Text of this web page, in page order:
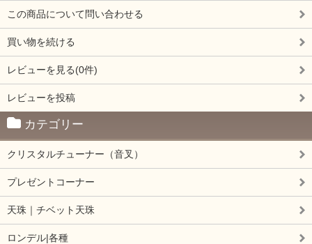
この商品について問い合わせる
買い物を続ける
レビューを見る(0件)
レビューを投稿
カテゴリー
クリスタルチューナー（音叉）
プレゼントコーナー
天珠｜チベット天珠
ロンデル|各種